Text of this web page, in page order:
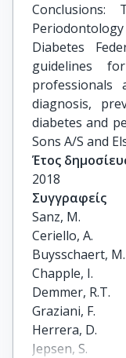
Conclusions:
Diabetes
guidelines
diagnosis,
diabetes and
Sons A/S and
Έτος
2018
Συγγραφείς
Sanz, M.
Ceriello, A.
Buysschaert, M.
Chapple, I.
Demmer, R.T.
Graziani, F.
Herrera, D.
Jepsen, S.